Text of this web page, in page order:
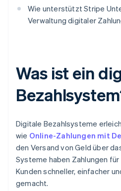
Wie unterstützt Stripe
Verwaltung digitaler
Was ist ein
Digitale Bezahlsysteme
wie Online-Zahlungen mit
den Versand von Geld über
Systeme haben Zahlungen
Kunden schneller, einfacher
gemacht.